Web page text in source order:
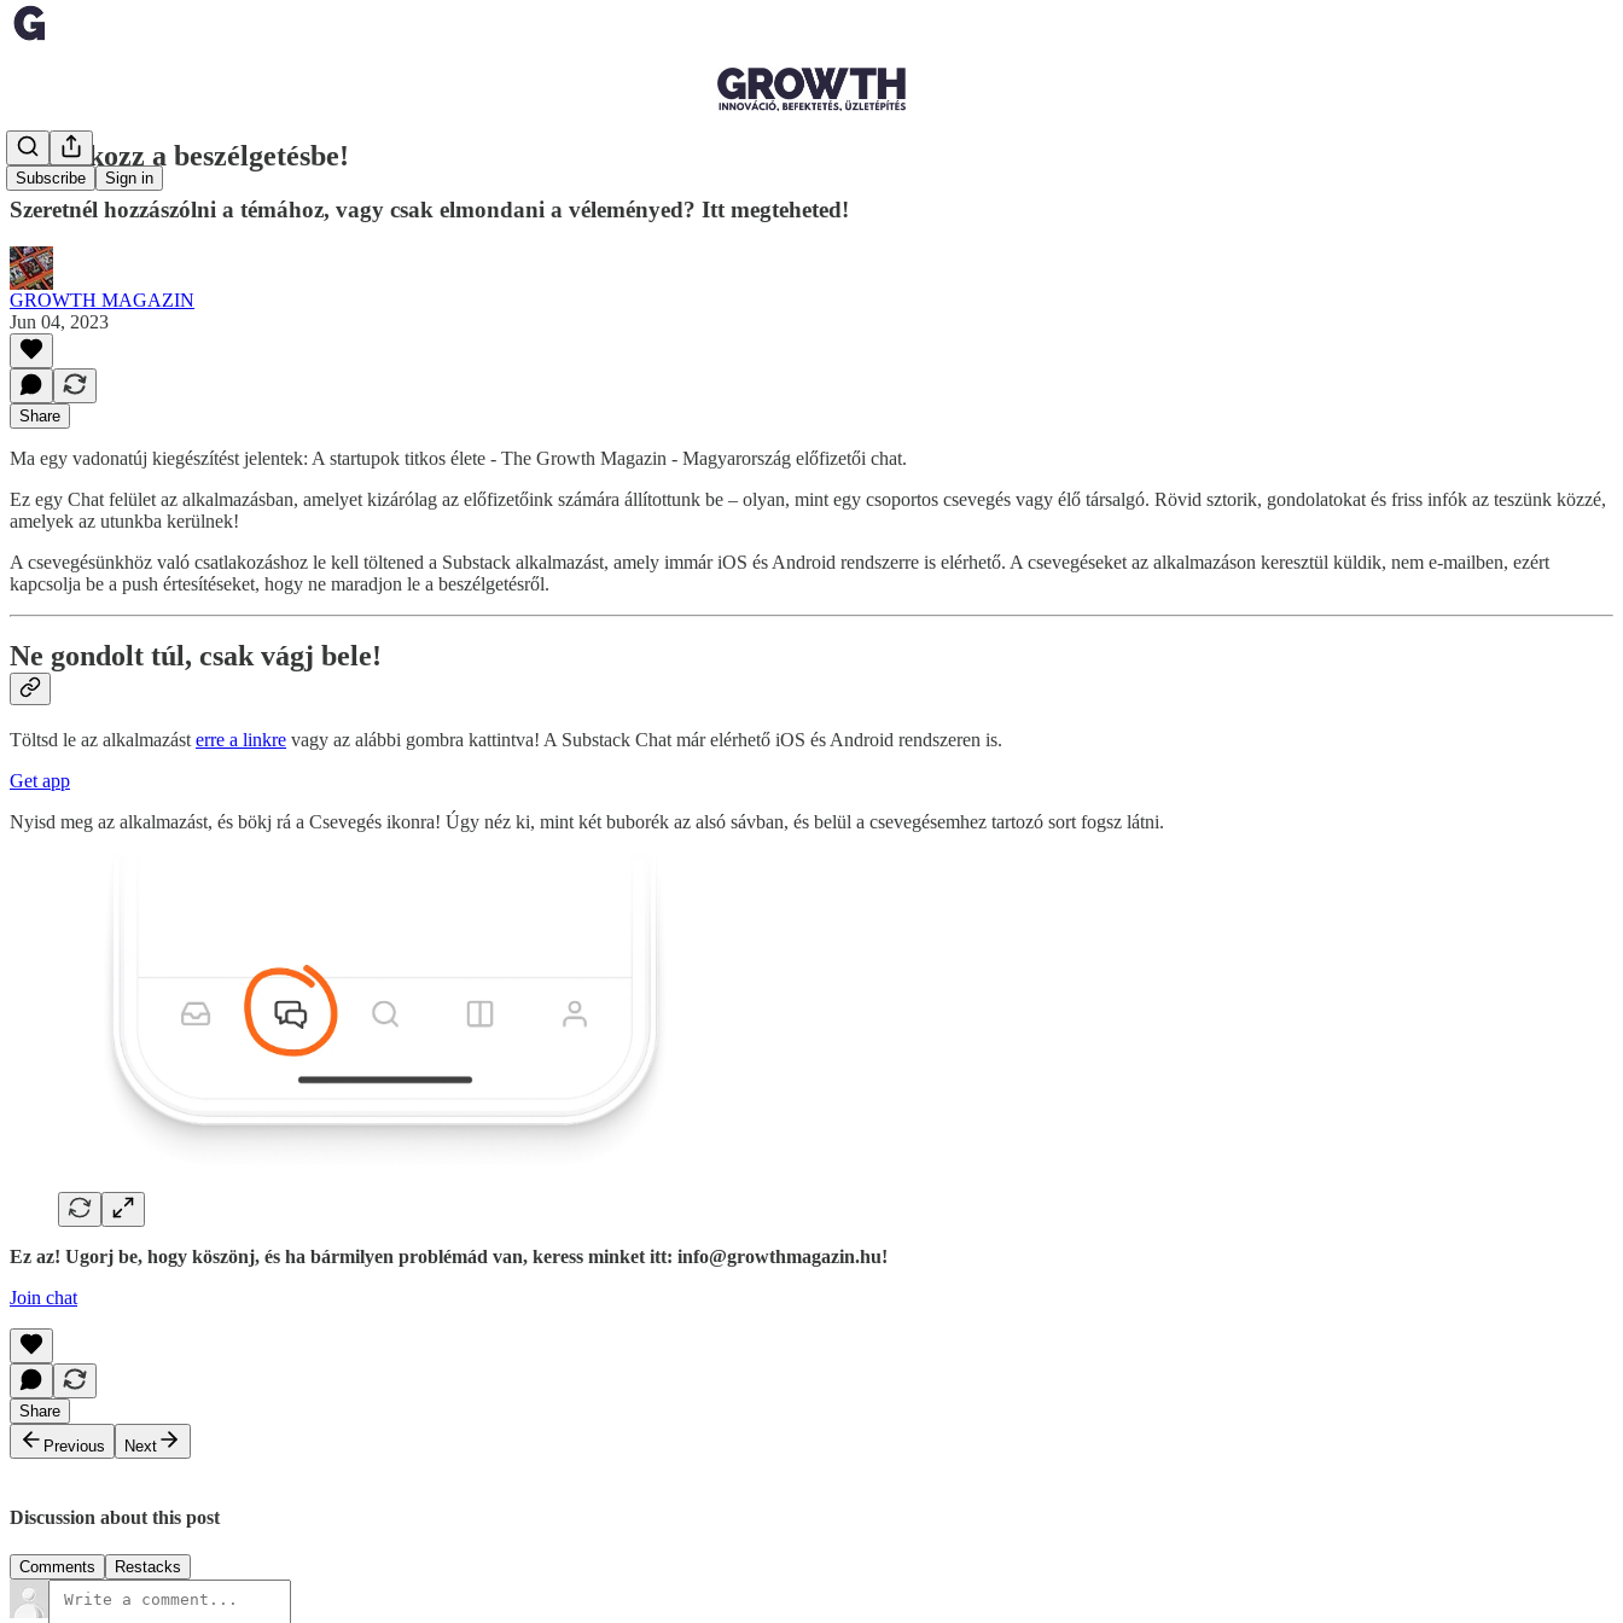
Subscribe Sign in
Csatlakozz a beszélgetésbe!
Szeretnél hozzászólni a témához, vagy csak elmondani a véleményed? Itt megteheted!
GROWTH MAGAZIN
Jun 04, 2023
Share
Ma egy vadonatúj kiegészítést jelentek: A startupok titkos élete - The Growth Magazin - Magyarország előfizetői chat.
Ez egy Chat felület az alkalmazásban, amelyet kizárólag az előfizetőink számára állítottunk be – olyan, mint egy csoportos csevegés vagy élő társalgó. Rövid sztorik, gondolatokat és friss infók az teszünk közzé,
amelyek az utunkba kerülnek!
A csevegésünkhöz való csatlakozáshoz le kell töltened a Substack alkalmazást, amely immár iOS és Android rendszerre is elérhető. A csevegéseket az alkalmazáson keresztül küldik, nem e-mailben, ezért
kapcsolja be a push értesítéseket, hogy ne maradjon le a beszélgetésről.
Ne gondolt túl, csak vágj bele!
Töltsd le az alkalmazást erre a linkre vagy az alábbi gombra kattintva! A Substack Chat már elérhető iOS és Android rendszeren is.
Get app
Nyisd meg az alkalmazást, és bökj rá a Csevegés ikonra! Úgy néz ki, mint két buborék az alsó sávban, és belül a csevegésemhez tartozó sort fogsz látni.
Ez az! Ugorj be, hogy köszönj, és ha bármilyen problémád van, keress minket itt: info@growthmagazin.hu!
Join chat
Share
Previous
Next
Discussion about this post
Comments Restacks